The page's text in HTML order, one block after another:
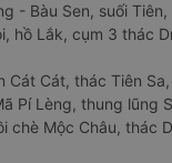
- Bàu Sen, suối
hồ Lắk, cụm 3 thác
Cát, thác Tiên
Pí Lèng, thung lũng
chè Mộc Châu, thác